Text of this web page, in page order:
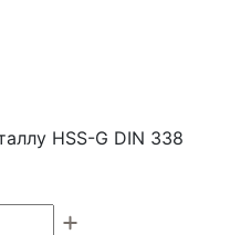
HSS-G DIN 338